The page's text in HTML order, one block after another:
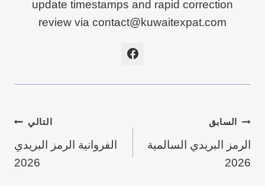
update timestamps and rapid correction
review via contact@kuwaitexpat.com
تصفّح
المقالات
السابق
الرمز البريدي السالمية
2026
التالي
الفروانية الرمز البريدي
2026